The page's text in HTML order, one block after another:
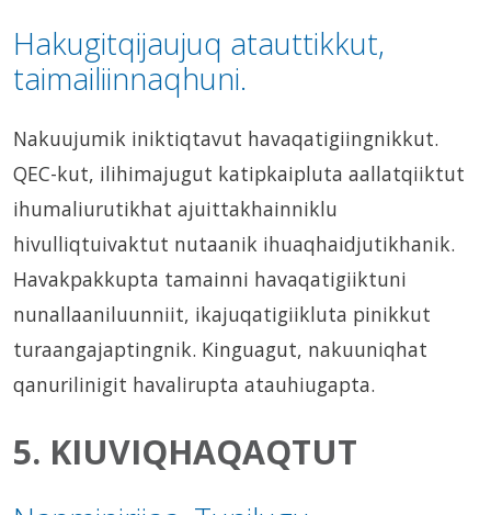
Hakugitqijaujuq atauttikkut,
taimailiinnaqhuni.
Nakuujumik iniktiqtavut havaqatigiingnikkut.
QEC-kut, ilihimajugut katipkaipluta aallatqiiktut
ihumaliurutikhat ajuittakhainniklu
hivulliqtuivaktut nutaanik ihuaqhaidjutikhanik.
Havakpakkupta tamainni havaqatigiiktuni
nunallaaniluunniit, ikajuqatigiikluta pinikkut
turaangajaptingnik. Kinguagut, nakuuniqhat
qanurilinigit havalirupta atauhiugapta.
5. KIUVIQHAQAQTUT